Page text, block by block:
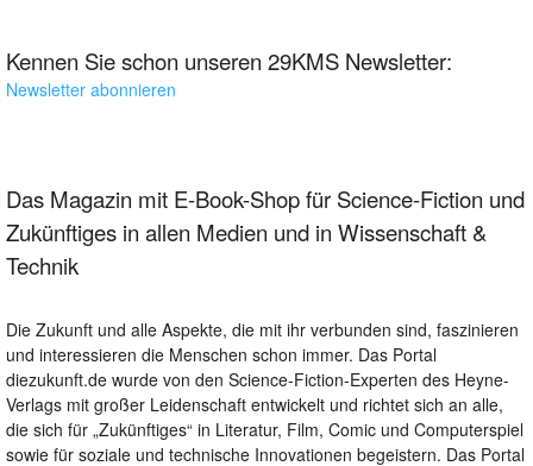
Kennen Sie schon unseren 29KMS Newsletter:
Newsletter abonnieren
Das Magazin mit E-Book-Shop für Science-Fiction und
Zukünftiges in allen Medien und in Wissenschaft &
Technik
Die Zukunft und alle Aspekte, die mit ihr verbunden sind, faszinieren
und interessieren die Menschen schon immer. Das Portal
diezukunft.de wurde von den Science-Fiction-Experten des Heyne-
Verlags mit großer Leidenschaft entwickelt und richtet sich an alle,
die sich für „Zukünftiges“ in Literatur, Film, Comic und Computerspiel
sowie für soziale und technische Innovationen begeistern. Das Portal